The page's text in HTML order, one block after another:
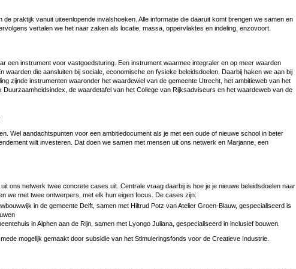
de praktijk vanuit uiteenlopende invalshoeken. Alle informatie die daaruit komt brengen we samen en
vertalen we het naar zaken als locatie, massa, oppervlaktes en indeling, enzovoort.
een instrument voor vastgoedsturing. Een instrument waarmee integraler en op meer waarden
waarden die aansluiten bij sociale, economische en fysieke beleidsdoelen. Daarbij haken we aan bij
zijnde instrumenten waaronder het waardewiel van de gemeente Utrecht, het ambitieweb van het
Duurzaamheidsindex, de waardetafel van het College van Rijksadviseurs en het waardeweb van de
Wel aandachtspunten voor een ambitiedocument als je met een oude of nieuwe school in beter
wilt investeren. Dat doen we samen met mensen uit ons netwerk en Marjanne, een
ons netwerk twee concrete cases uit. Centrale vraag daarbij is hoe je je nieuwe beleidsdoelen naar
we met twee ontwerpers, met elk hun eigen focus. De cases zijn:
in de gemeente Delft, samen met Hiltrud Potz van Atelier Groen-Blauw, gespecialiseerd is
in Alphen aan de Rijn, samen met Lyongo Juliana, gespecialiseerd in inclusief bouwen.
mogelijk gemaakt door subsidie van het Stimuleringsfonds voor de Creatieve Industrie.